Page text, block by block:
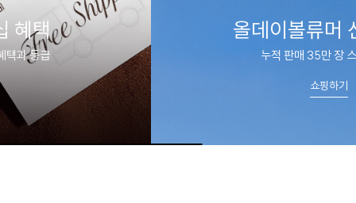
올데이볼류머 신상 출시
누적 판매 35만 장 스테디셀러